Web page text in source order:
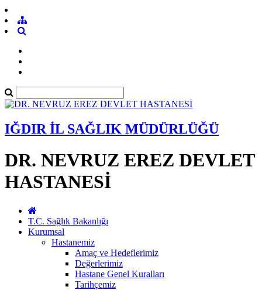
IĞDIR İL SAĞLIK MÜDÜRLÜĞÜ
DR. NEVRUZ EREZ DEVLET
HASTANESİ
T.C. Sağlık Bakanlığı
Kurumsal
Hastanemiz
Amaç ve Hedeflerimiz
Değerlerimiz
Hastane Genel Kuralları
Tarihçemiz